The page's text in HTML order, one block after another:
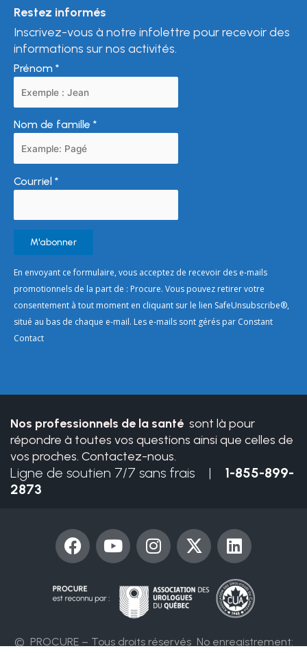
Restez informés
Inscrivez-vous à notre infolettre pour recevoir des
informations sur nos activités.
Prénom *
Nom de famille *
Courriel *
Constant
Contact
Use.
Please
leave
En envoyant ce formulaire, vous acceptez de recevoir des e-mails
promotionnels de la part de : Procure. Vous pouvez retirer votre
consentement à tout moment en cliquant sur le lien SafeUnsubscribe®,
situé au bas de chaque e-mail. Les e-mails sont gérés par Constant
Contact
Nos professionnels de la santé sont là pour
répondre à toutes vos questions ainsi que celles de
vos proches. Contactez-nous.
Ligne de soutien 7/7 sans frais | 1-855-899-
2873
© PROCURE – Tous droits réservés No enregistrement:
F
a
e
b
o
Y
o
u
e
I
n
t
a
r
X
-
w
t
L
i
k
e
d
i